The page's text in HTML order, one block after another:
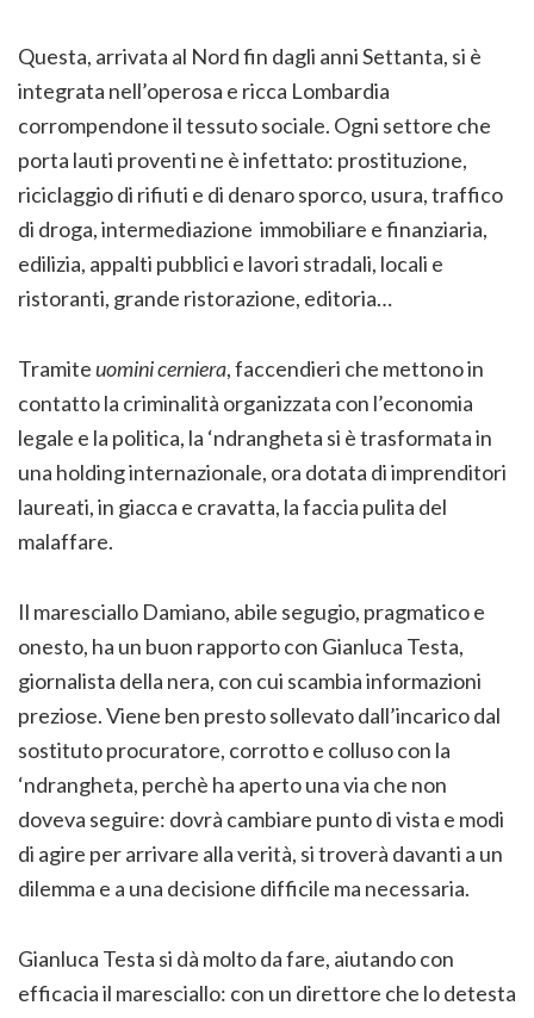
Questa, arrivata al Nord fin dagli anni Settanta, si è
integrata nell’operosa e ricca Lombardia
corrompendone il tessuto sociale. Ogni settore che
porta lauti proventi ne è infettato: prostituzione,
riciclaggio di rifiuti e di denaro sporco, usura, traffico
di droga, intermediazione immobiliare e finanziaria,
edilizia, appalti pubblici e lavori stradali, locali e
ristoranti, grande ristorazione, editoria…
Tramiteuomini cerniera, faccendieri che mettono in
contatto la criminalità organizzata con l’economia
legale e la politica, la ‘ndrangheta si è trasformata in
una holding internazionale, ora dotata di imprenditori
laureati, in giacca e cravatta, la faccia pulita del
malaffare.
Il maresciallo Damiano, abile segugio, pragmatico e
onesto, ha un buon rapporto con Gianluca Testa,
giornalista della nera, con cui scambia informazioni
preziose. Viene ben presto sollevato dall’incarico dal
sostituto procuratore, corrotto e colluso con la
‘ndrangheta, perchè ha aperto una via che non
doveva seguire: dovrà cambiare punto di vista e modi
di agire per arrivare alla verità, si troverà davanti a un
dilemma e a una decisione difficile ma necessaria.
Gianluca Testa si dà molto da fare, aiutando con
efficacia il maresciallo: con un direttore che lo detesta